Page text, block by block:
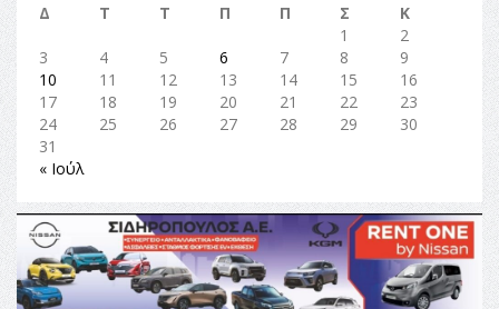
Δ
Τ Τ Π Π Σ
Κ
1
2
3
4 5 6 7 8
9
10
11 12 13 14 15
16
17
18 19 20 21 22
23
24
25 26 27 28 29
30
31
« Ιούλ